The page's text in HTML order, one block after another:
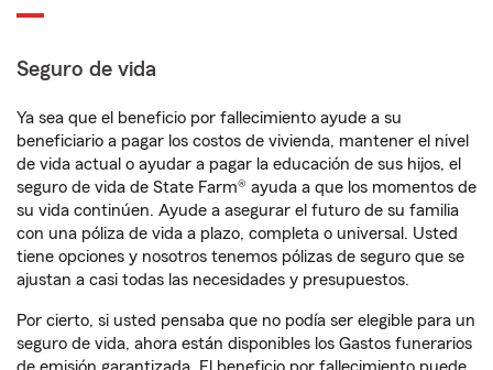
Seguro de vida
Ya sea que el beneficio por fallecimiento ayude a su
beneficiario a pagar los costos de vivienda, mantener el nivel
de vida actual o ayudar a pagar la educación de sus hijos, el
seguro de vida de State Farm® ayuda a que los momentos de
su vida continúen. Ayude a asegurar el futuro de su familia
con una póliza de vida a plazo, completa o universal. Usted
tiene opciones y nosotros tenemos pólizas de seguro que se
ajustan a casi todas las necesidades y presupuestos.
Por cierto, si usted pensaba que no podía ser elegible para un
seguro de vida, ahora están disponibles los Gastos funerarios